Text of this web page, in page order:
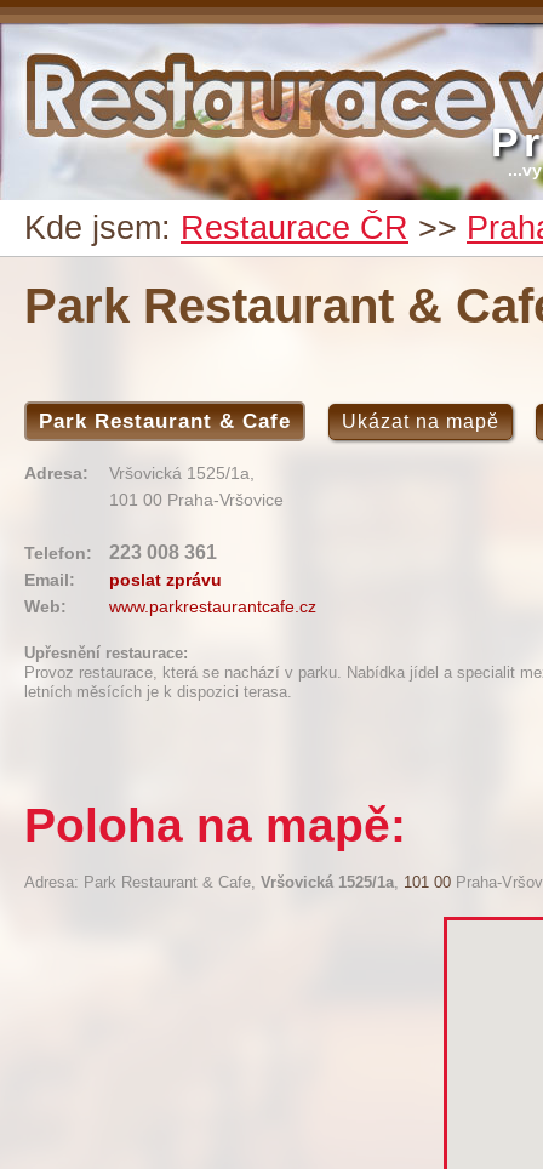
Kde jsem: Restaurace ČR >>
Park Restaurant &
Park Restaurant & Cafe Ukázat na mapě
Adresa:
Vršovická 1525/1a,
101 00 Praha-Vršovice
Telefon: 223 008 361
Email:
poslat zprávu
Web:
www.parkrestaurantcafe.cz
Upřesnění restaurace:
Provoz restaurace, která se nachází v parku. Nabídka jídel a specialit
letních měsících je k dispozici terasa.
Poloha na mapě:
Adresa: Park Restaurant & Cafe, Vršovická 1525/1a, 101 00 Praha-